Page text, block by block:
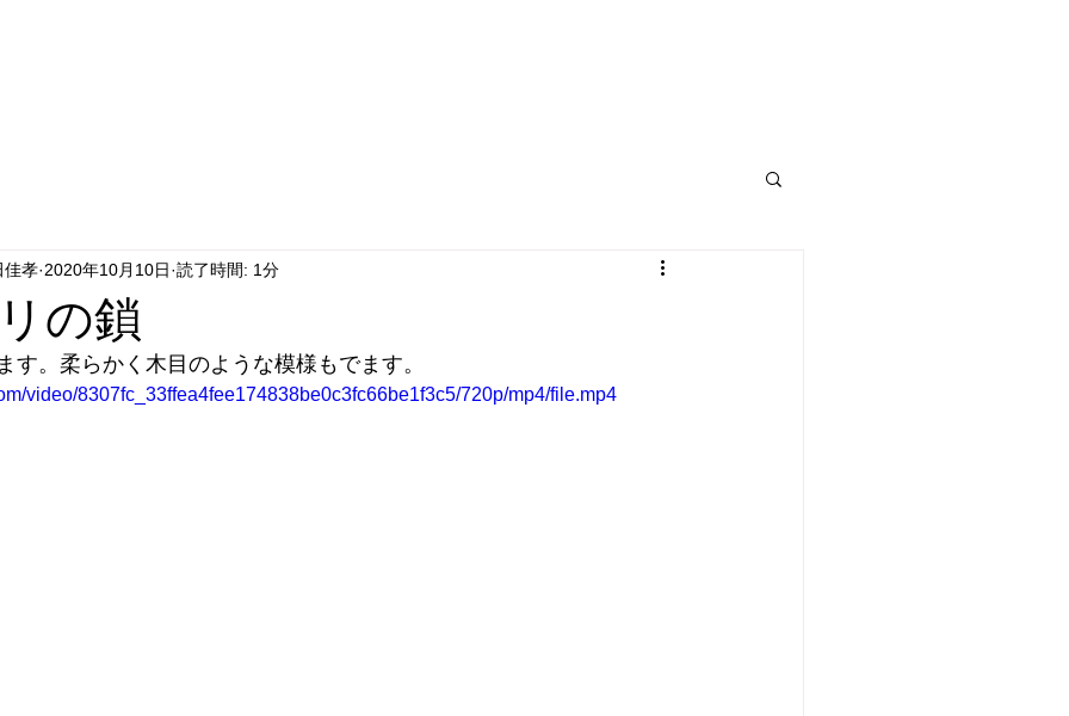
の鎖
孝 2020年10月10日 読了時間: 1分
す。柔らかく木目のような模様もでます。
video/8307fc_33ffea4fee174838be0c3fc66be1f3c5/720p/mp4/file.mp4